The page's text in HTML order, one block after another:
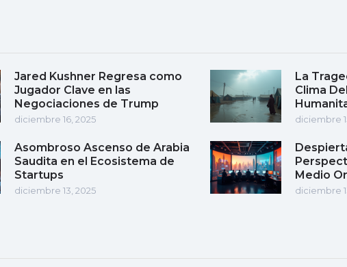
Jared Kushner Regresa como
Jugador Clave en las
Negociaciones de Trump
diciembre 16, 2025
La
Clima
diciembre
Asombroso Ascenso de Arabia
Saudita en el Ecosistema de
Startups
diciembre 13, 2025
Medio
diciembre